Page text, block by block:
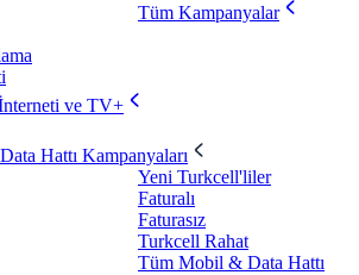
Tüm Kampanyalar
ve TV+
Hattı Kampanyaları
Yeni Turkcell'liler
Faturalı
Faturasız
Turkcell Rahat
Tüm Mobil & Data Hattı